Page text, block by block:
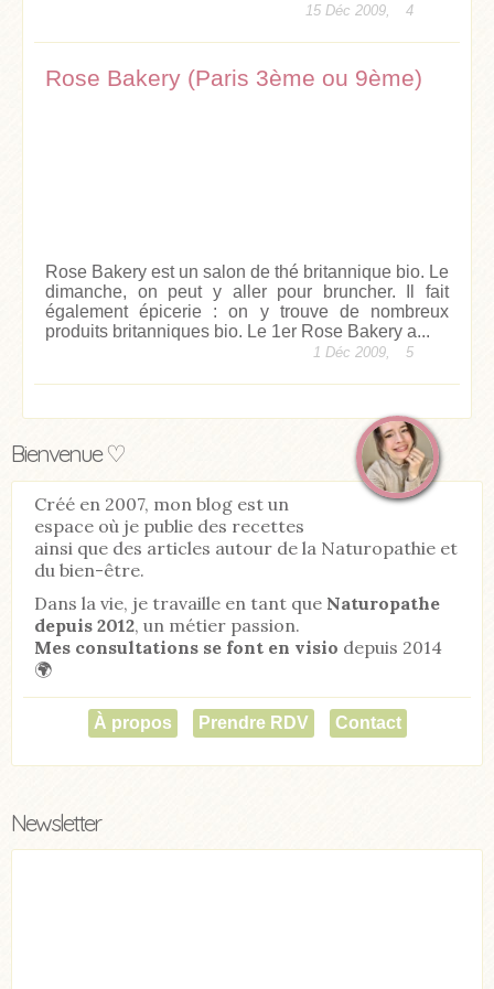
15 Déc 2009, 4
Rose Bakery (Paris 3ème ou 9ème)
Rose Bakery est un salon de thé britannique bio. Le
dimanche, on peut y aller pour bruncher. Il fait
également épicerie : on y trouve de nombreux
produits britanniques bio. Le 1er Rose Bakery a...
1 Déc 2009, 5
Bienvenue ♡
Créé en 2007, mon blog est un
espace où je publie des recettes
ainsi que des articles autour de la Naturopathie et
du bien-être.
Dans la vie, je travaille en tant que Naturopathe
depuis 2012, un métier passion.
Mes consultations se font en visio depuis 2014
🌍
À propos Prendre RDV Contact
Newsletter